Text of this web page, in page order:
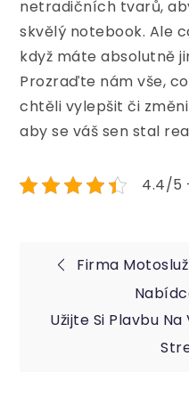
netradičních tvarů,
skvělý notebook. Ale
když máte absolutně
Prozraďte nám vše,
chtěli vylepšit či
aby se váš sen stal
4.4/5
pro
Firma
Užijte Si Plavbu